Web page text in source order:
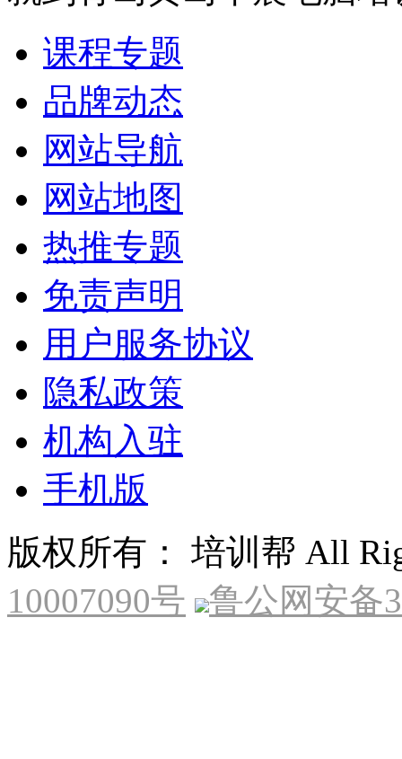
课程专题
品牌动态
网站导航
网站地图
热推专题
免责声明
用户服务协议
隐私政策
机构入驻
手机版
版权所有： 培训帮 All
10007090号
鲁公网安备